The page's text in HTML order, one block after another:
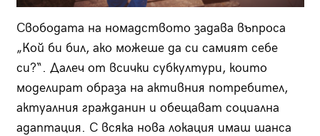
Свободата на номадството задава въпроса
„Кой би бил, ако можеше да си самият себе
си?“. Далеч от всички субкултури, които
моделират образа на активния потребител,
актуалния гражданин и обещават социална
адаптация. С всяка нова локация имаш шанса